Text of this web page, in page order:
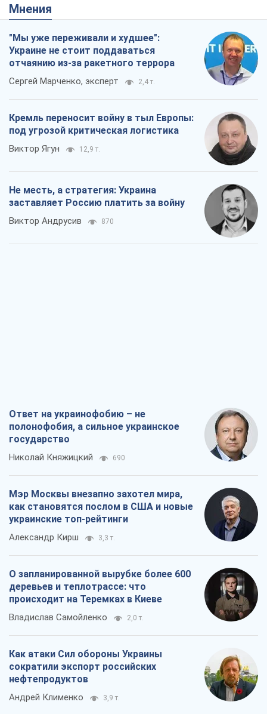
Мнения
"Мы уже переживали и худшее":
Украине не стоит поддаваться
отчаянию из-за ракетного террора
Сергей Марченко, эксперт 2,4 т.
Кремль переносит войну в тыл Европы:
под угрозой критическая логистика
Виктор Ягун 12,9 т.
Не месть, а стратегия: Украина
заставляет Россию платить за войну
Виктор Андрусив 870
Ответ на украинофобию – не
полонофобия, а сильное украинское
государство
Николай Княжицкий 690
Мэр Москвы внезапно захотел мира,
как становятся послом в США и новые
украинские топ-рейтинги
Александр Кирш 3,3 т.
О запланированной вырубке более 600
деревьев и теплотрассе: что
происходит на Теремках в Киеве
Владислав Самойленко 2,0 т.
Как атаки Сил обороны Украины
сократили экспорт российских
нефтепродуктов
Андрей Клименко 3,9 т.